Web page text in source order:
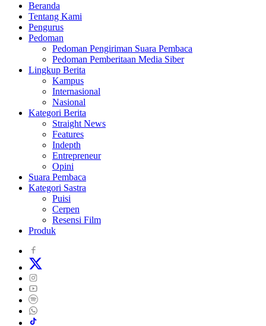
Beranda
Tentang Kami
Pengurus
Pedoman
Pedoman Pengiriman Suara Pembaca
Pedoman Pemberitaan Media Siber
Lingkup Berita
Kampus
Internasional
Nasional
Kategori Berita
Straight News
Features
Indepth
Entrepreneur
Opini
Suara Pembaca
Kategori Sastra
Puisi
Cerpen
Resensi Film
Produk